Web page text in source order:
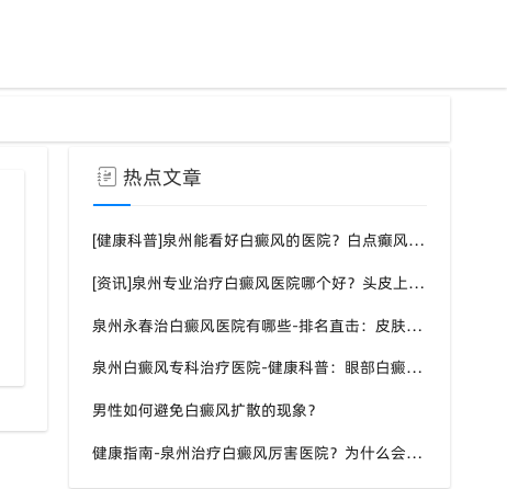
热点文章
[健康科普]泉州能看好白癜风的医院？白点癫风需要注意什么饮食？
[资讯]泉州专业治疗白癜风医院哪个好？头皮上有一块白色厚厚的头皮？
泉州永春治白癜风医院有哪些-排名直击：皮肤白斑是什么原因导致的？
泉州白癜风专科治疗医院-健康科普：眼部白癜风症状？
男性如何避免白癜风扩散的现象？
健康指南-泉州治疗白癜风厉害医院？为什么会长白斑的原因？